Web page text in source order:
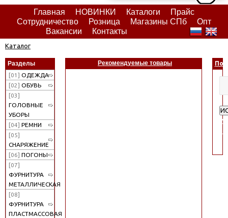
Главная НОВИНКИ Каталоги
Прайс
Сотрудничество
Розница Магазины СПб
Опт
Вакансии
Контакты
Каталог
Разделы
[01] ОДЕЖДА
[02] ОБУВЬ
[03]
ГОЛОВНЫЕ
УБОРЫ
[04] РЕМНИ
[05]
СНАРЯЖЕНИЕ
[06] ПОГОНЫ
[07]
ФУРНИТУРА
МЕТАЛЛИЧЕСКАЯ
[08]
ФУРНИТУРА
ПЛАСТМАССОВАЯ
Рекомендуемые товары